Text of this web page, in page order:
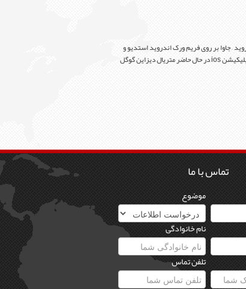
– جاوا بر روی فریم ورک اندروید استدیو و
برای برنامه نویسی ios از زبان برنامه نویسی swift بر روی فریم ورک xcode استفاده می شود. زبان مشترک رابط کاربری UI برای تولید وساخت اپلیکیشن اندروید و اپلیکیشن ios در حال حاضر متریال دیزاین گوگل
تماس با ما
موضوع
نام خانوادگی
تلفن تماس